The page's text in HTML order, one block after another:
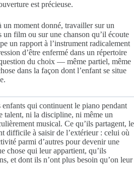
est précieuse.
un moment donné, travailler sur un
un film ou sur une chanson qu’il écoute
un rapport à l’instrument radicalement
d’être enfermé dans un répertoire
du choix — même partiel, même
dans la façon dont l’enfant se situe
qui continuent le piano pendant
talent, ni la discipline, ni même un
musical. Ce qu’ils partagent, le
difficile à saisir de l’extérieur : celui où
parmi d’autres pour devenir une
chose qui leur appartient, qu’ils
et dont ils n’ont plus besoin qu’on leur